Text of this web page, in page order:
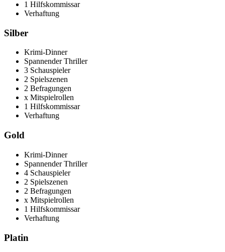
1 Hilfskommissar
Verhaftung
Silber
Krimi-Dinner
Spannender Thriller
3 Schauspieler
2 Spielszenen
2 Befragungen
x Mitspielrollen
1 Hilfskommissar
Verhaftung
Gold
Krimi-Dinner
Spannender Thriller
4 Schauspieler
2 Spielszenen
2 Befragungen
x Mitspielrollen
1 Hilfskommissar
Verhaftung
Platin